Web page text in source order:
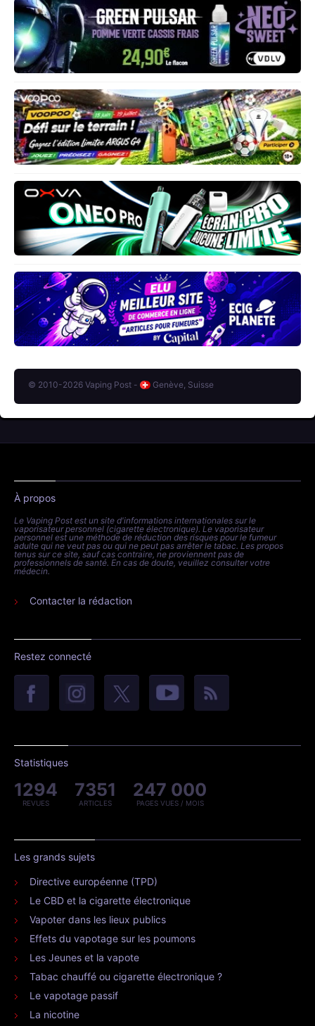
© 2010-2026 Vaping Post - Genève, Suisse
À propos
Le Vaping Post est un site d'informations internationales sur le
vaporisateur personnel (cigarette électronique). Le vaporisateur
personnel est une méthode de réduction des risques pour le fumeur
adulte qui ne veut pas ou qui ne peut pas arrêter le tabac. Les propos
tenus sur ce site, sauf cas contraire, ne proviennent pas de
professionnels de santé. En cas de doute, veuillez consulter votre
médecin.
Contacter la rédaction
Restez connecté
Statistiques
1294
REVUES
7351
ARTICLES
247 000
PAGES VUES / MOIS
Les grands sujets
Directive européenne (TPD)
Le CBD et la cigarette électronique
Vapoter dans les lieux publics
Effets du vapotage sur les poumons
Les Jeunes et la vapote
Tabac chauffé ou cigarette électronique ?
Le vapotage passif
La nicotine